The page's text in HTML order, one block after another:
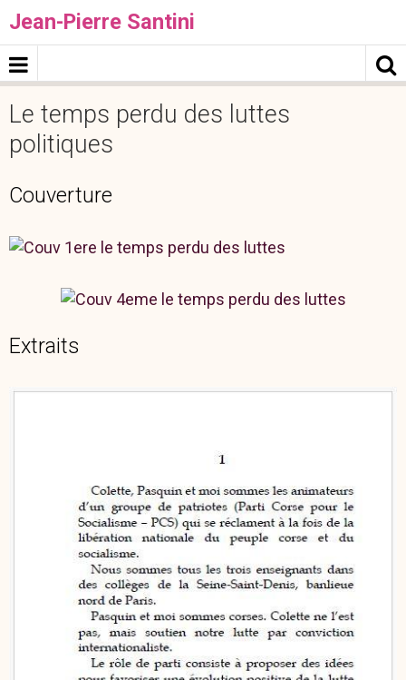
Jean-Pierre Santini
Le temps perdu des luttes
politiques
Couverture
Extraits